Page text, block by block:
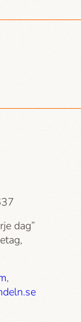
dag”
,